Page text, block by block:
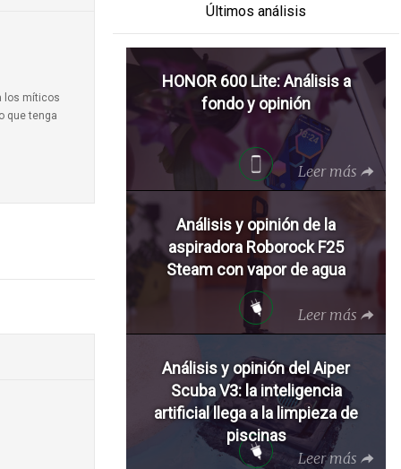
los míticos
que tenga
Últimos análisis
HONOR 600 Lite: Análisis a
fondo y opinión
Leer más
Análisis y opinión de la
aspiradora Roborock F25
Steam con vapor de agua
Leer más
Análisis y opinión del Aiper
Scuba V3: la inteligencia
artificial llega a la limpieza de
piscinas
Leer más